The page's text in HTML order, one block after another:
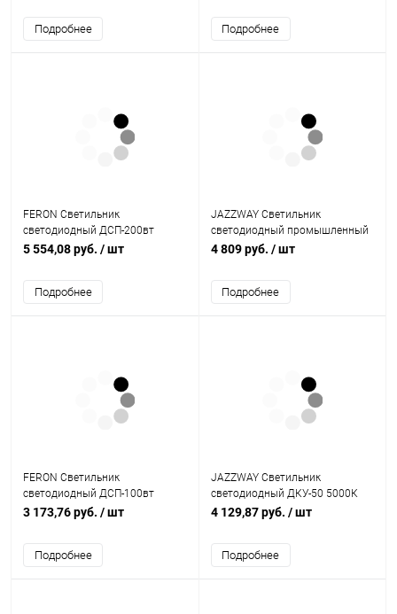
Подробнее Подробнее
FERON Светильник
светодиодный ДСП-200вт
6400К 21000Лм 120 гр. IP65
5 554,08 руб. / шт
Подробнее
JAZZWAY Светильник
светодиодный промышленный
уличный ДКУ- 70w 5000K
(2г.гар) (5020412)
4 809 руб. / шт
Подробнее
FERON Светильник
светодиодный ДСП-100вт
6400К 11000Лм 120 гр. IP65
3 173,76 руб. / шт
Подробнее
JAZZWAY Светильник
светодиодный ДКУ-50 5000К
4800Лм IP65 (5013759)
4 129,87 руб. / шт
Подробнее